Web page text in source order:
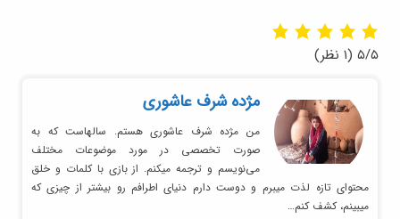
۵/۵ (۱ نظر)
مژده شرف عاشوری
من مژده شرف عاشوری هستم. سالهاست که به
صورت تخصصی در مورد موضوعات مختلف
می‌نویسم و ترجمه میکنم. از بازی با کلمات و خلق
محتوای تازه لذت میبرم و دوست دارم دنیای اطرافم رو بیشتر از چیزی که
میبینم، کشف کنم…